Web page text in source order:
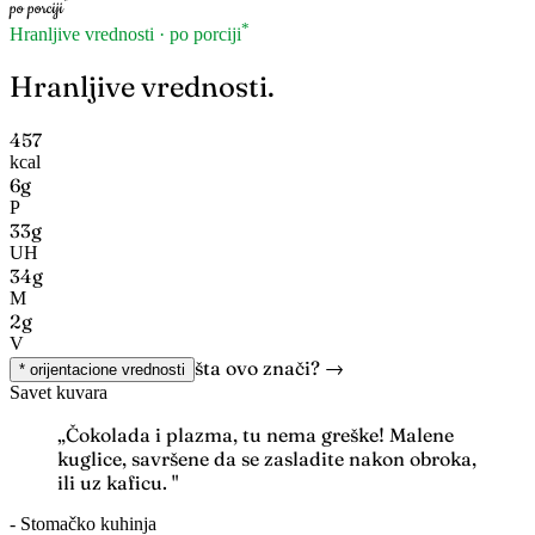
po porciji
Hranljive vrednosti · po porciji*
Hranljive vrednosti.
457
kcal
6g
P
33g
UH
34g
M
2g
V
* orijentacione vrednosti šta ovo znači? →
Savet kuvara
„Čokolada i plazma, tu nema greške! Malene
kuglice, savršene da se zasladite nakon obroka,
ili uz kaficu. "
- Stomačko kuhinja